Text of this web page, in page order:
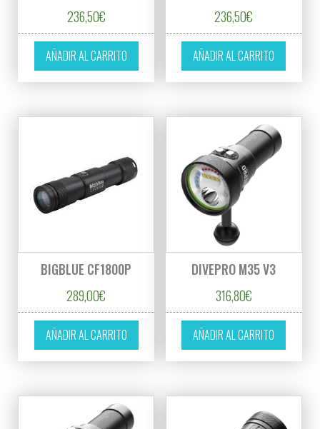
236,50€
AÑADIR AL CARRITO
236,50€
AÑADIR AL CARRITO
BIGBLUE CF1800P
289,00€
AÑADIR AL CARRITO
DIVEPRO M35 V3
316,80€
AÑADIR AL CARRITO